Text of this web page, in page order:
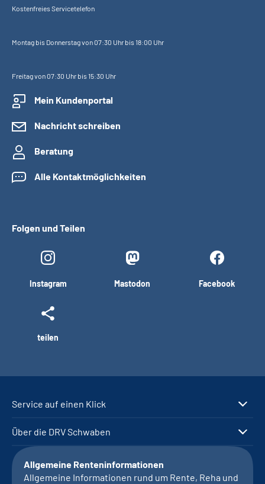
Kostenfreies Servicetelefon
Montag bis Donnerstag von 07:30 Uhr bis 18:00 Uhr
Freitag von 07:30 Uhr bis 15:30 Uhr
Mein Kundenportal
Nachricht schreiben
Beratung
Alle Kontaktmöglichkeiten
Folgen und Teilen
Instagram Mastodon Facebook
teilen
Service auf einen Klick
Über die DRV Schwaben
Allgemeine Renteninformationen
Allgemeine Informationen rund um Rente, Reha und